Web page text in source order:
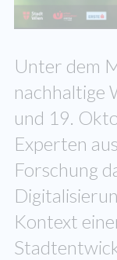
Unter dem
nachhaltige
und 19.
Experten
Forschung
Kontext